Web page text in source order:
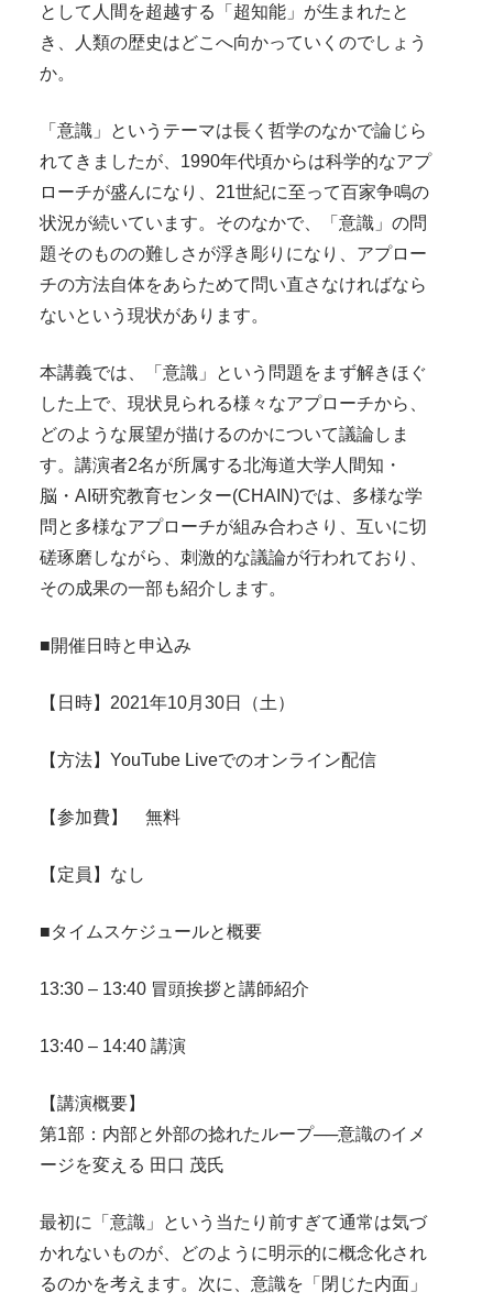
として人間を超越する「超知能」が生まれたと
き、人類の歴史はどこへ向かっていくのでしょう
か。
「意識」というテーマは長く哲学のなかで論じら
れてきましたが、1990年代頃からは科学的なアプ
ローチが盛んになり、21世紀に至って百家争鳴の
状況が続いています。そのなかで、「意識」の問
題そのものの難しさが浮き彫りになり、アプロー
チの方法自体をあらためて問い直さなければなら
ないという現状があります。
本講義では、「意識」という問題をまず解きほぐ
した上で、現状見られる様々なアプローチから、
どのような展望が描けるのかについて議論しま
す。講演者2名が所属する北海道大学人間知・
脳・AI研究教育センター(CHAIN)では、多様な学
問と多様なアプローチが組み合わさり、互いに切
磋琢磨しながら、刺激的な議論が行われており、
その成果の一部も紹介します。
■開催日時と申込み
【日時】2021年10月30日（土）
【方法】YouTube Liveでのオンライン配信
【参加費】 無料
【定員】なし
■タイムスケジュールと概要
13:30 – 13:40 冒頭挨拶と講師紹介
13:40 – 14:40 講演
【講演概要】
第1部：内部と外部の捻れたループ──意識のイメ
ージを変える 田口 茂氏
最初に「意識」という当たり前すぎて通常は気づ
かれないものが、どのように明示的に概念化され
るのかを考えます。次に、意識を「閉じた内面」